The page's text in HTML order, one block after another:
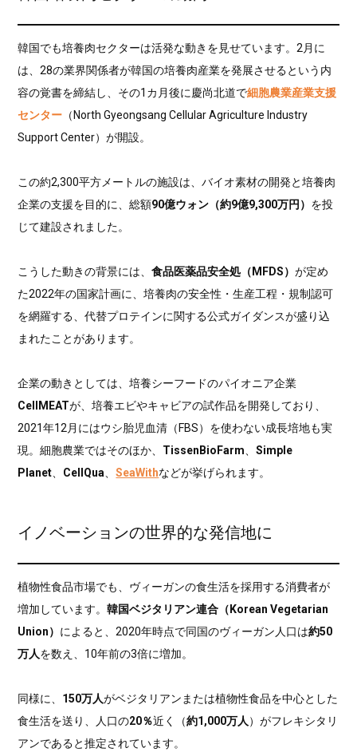
韓国でも培養肉セクターは活発な動きを見せています。2月に
は、28の業界関係者が韓国の培養肉産業を発展させるという内
容の覚書を締結し、その1カ月後に慶尚北道で細胞農業産業支援
センター （North Gyeongsang Cellular Agriculture Industry
Support Center）が開設。
この約2,300平方メートルの施設は、バイオ素材の開発と培養肉
企業の支援を目的に、総額90億ウォン（約9億9,300万円） を投
じて建設されました。
こうした動きの背景には、食品医薬品安全処（MFDS）が定め
た2022年の国家計画に、培養肉の安全性・生産工程・規制認可
を網羅する、代替プロテインに関する公式ガイダンスが盛り込
まれたことがあります。
企業の動きとしては、培養シーフードのパイオニア企業
CellMEATが、培養エビやキャビアの試作品を開発しており、
2021年12月にはウシ胎児血清（FBS）を使わない成長培地も実
現。細胞農業ではそのほか、 TissenBioFarm 、Simple
Planet
CellQua 、SeaWithなどが挙げられます。
イノベーションの世界的な発信地に
植物性食品市場でも、ヴィーガンの食生活を採用する消費者が
増加しています。韓国ベジタリアン連合（Korean Vegetarian
Union） によると、2020年時点で同国のヴィーガン人口は約50
万人を数え、10年前の3倍に増加。
同様に、 150万人がベジタリアンまたは植物性食品を中心とした
食生活を送り、人口の20％近く（約1,000万人）がフレキシタリ
アンであると推定されています。